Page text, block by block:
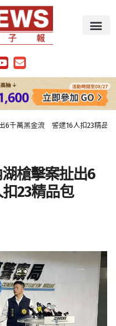
6千萬黑金流 警逮16人扣23精品包
槍擊案扯出6
23精品包